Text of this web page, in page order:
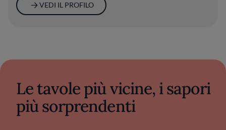
VEDI IL PROFILO
Le tavole più vicine, i sapori
più sorprendenti